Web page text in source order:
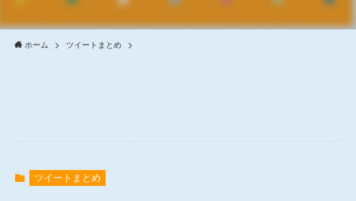
ホーム ツイートまとめ
ツイートまとめ